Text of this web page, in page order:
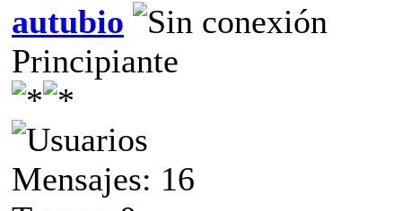
autubio
Principiante
Mensajes: 16